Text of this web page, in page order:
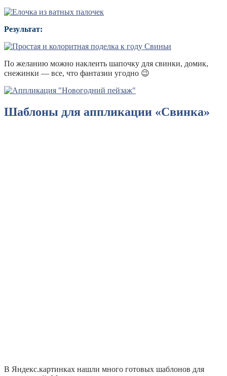
Результат:
По желанию можно наклеить шапочку для свинки, домик,
снежинки — все, что фантазии угодно 😉
Шаблоны для аппликации «Свинка»
В Яндекс.картинках нашли много готовых шаблонов для